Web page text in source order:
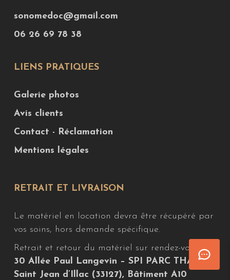
sonomedoc@gmail.com
06 26 69 78 38
LIENS PRATIQUES
Galerie photos
Avis clients
Contact - Réclamation
Mentions légales
RETRAIT ET LIVRAISON
Le matériel en location devra être récupéré par
vos soins, hors demande spécifique.
Retrait et retour du matériel sur rendez-vous au
30 Allée Paul Langevin – SPI PARC THALES,
Saint Jean d’Illac (33127), Bâtiment A10